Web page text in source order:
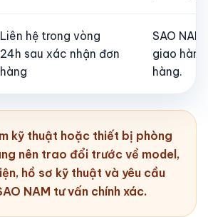
Liên hệ trong vòng
24h sau xác nhận đơn
hàng
SAO
giao
hàng.
kỹ thuật hoặc thiết bị phòng
nên trao đổi trước về model,
hồ sơ kỹ thuật và yêu cầu
NAM tư vấn chính xác.